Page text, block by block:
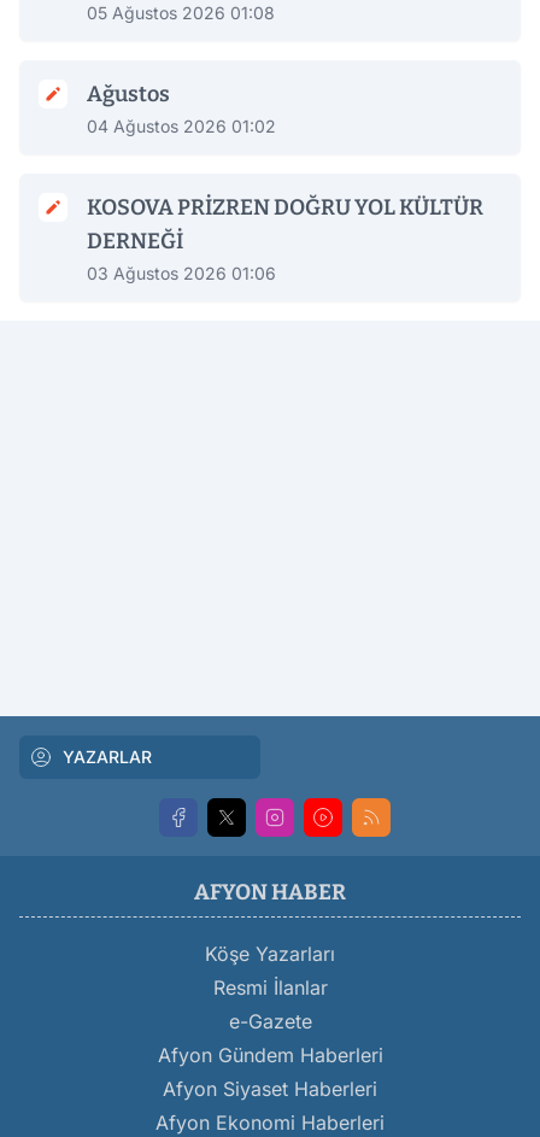
05 Ağustos 2026 01:08
Ağustos
04 Ağustos 2026 01:02
KOSOVA PRİZREN DOĞRU YOL KÜLTÜR
DERNEĞİ
03 Ağustos 2026 01:06
YAZARLAR
AFYON HABER
Köşe Yazarları
Resmi İlanlar
e-Gazete
Afyon Gündem Haberleri
Afyon Siyaset Haberleri
Afyon Ekonomi Haberleri